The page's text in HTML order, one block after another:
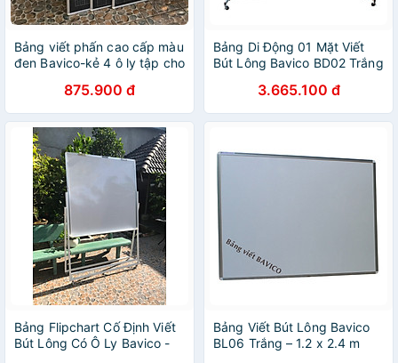
Bảng viết phấn cao cấp màu
đen Bavico-kẻ 4 ô ly tập cho
875.900 đ
Bảng Di Động 01 Mặt Viết
Bút Lông Bavico BD02 Trắng
3.665.100 đ
Bảng Flipchart Cố Định Viết
Bút Lông Có Ô Ly Bavico -
Bảng Viết Bút Lông Bavico
BL06 Trắng – 1.2 x 2.4 m